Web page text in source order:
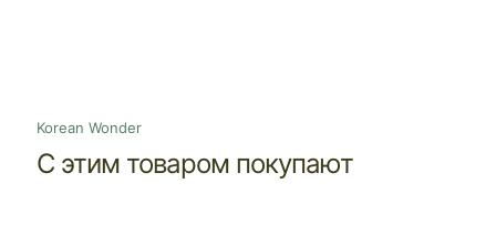
Korean Wonder
С этим товаром покупают